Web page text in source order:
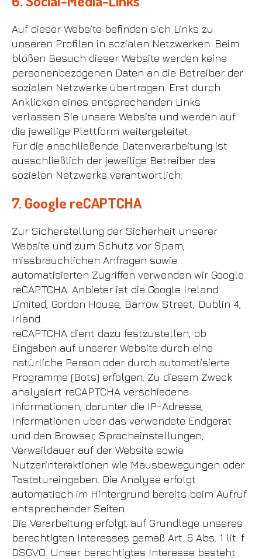
Auf dieser Website befinden sich Links zu
unseren Profilen in sozialen Netzwerken. Beim
bloßen Besuch dieser Website werden keine
personenbezogenen Daten an die Betreiber der
sozialen Netzwerke übertragen. Erst durch
Anklicken eines entsprechenden Links
verlassen Sie unsere Website und werden auf
die jeweilige Plattform weitergeleitet.
Für die anschließende Datenverarbeitung ist
ausschließlich der jeweilige Betreiber des
sozialen Netzwerks verantwortlich.
7. Google reCAPTCHA
Zur Sicherstellung der Sicherheit unserer
Website und zum Schutz vor Spam,
missbräuchlichen Anfragen sowie
automatisierten Zugriffen verwenden wir Google
reCAPTCHA. Anbieter ist die Google Ireland
Limited, Gordon House, Barrow Street, Dublin 4,
Irland.
reCAPTCHA dient dazu festzustellen, ob
Eingaben auf unserer Website durch eine
natürliche Person oder durch automatisierte
Programme (Bots) erfolgen. Zu diesem Zweck
analysiert reCAPTCHA verschiedene
Informationen, darunter die IP-Adresse,
Informationen über das verwendete Endgerät
und den Browser, Spracheinstellungen,
Verweildauer auf der Website sowie
Nutzerinteraktionen wie Mausbewegungen oder
Tastatureingaben. Die Analyse erfolgt
automatisch im Hintergrund bereits beim Aufruf
entsprechender Seiten.
Die Verarbeitung erfolgt auf Grundlage unseres
berechtigten Interesses gemäß Art. 6 Abs. 1 lit. f
DSGVO. Unser berechtigtes Interesse besteht